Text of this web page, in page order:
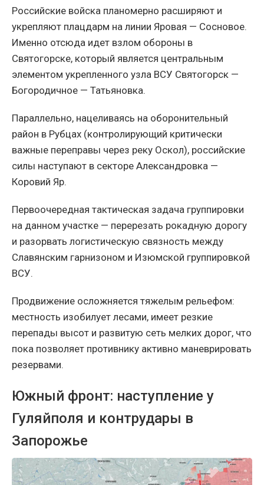
Российские войска планомерно расширяют и
укрепляют плацдарм на линии Яровая — Сосновое.
Именно отсюда идет взлом обороны в
Святогорске, который является центральным
элементом укрепленного узла ВСУ Святогорск —
Богородичное — Татьяновка.
Параллельно, нацеливаясь на оборонительный
район в Рубцах (контролирующий критически
важные переправы через реку Оскол), российские
силы наступают в секторе Александровка —
Коровий Яр.
Первоочередная тактическая задача группировки
на данном участке — перерезать рокадную дорогу
и разорвать логистическую связность между
Славянским гарнизоном и Изюмской группировкой
ВСУ.
Продвижение осложняется тяжелым рельефом:
местность изобилует лесами, имеет резкие
перепады высот и развитую сеть мелких дорог, что
пока позволяет противнику активно маневрировать
резервами.
Южный фронт: наступление у
Гуляйполя и контрудары в
Запорожье